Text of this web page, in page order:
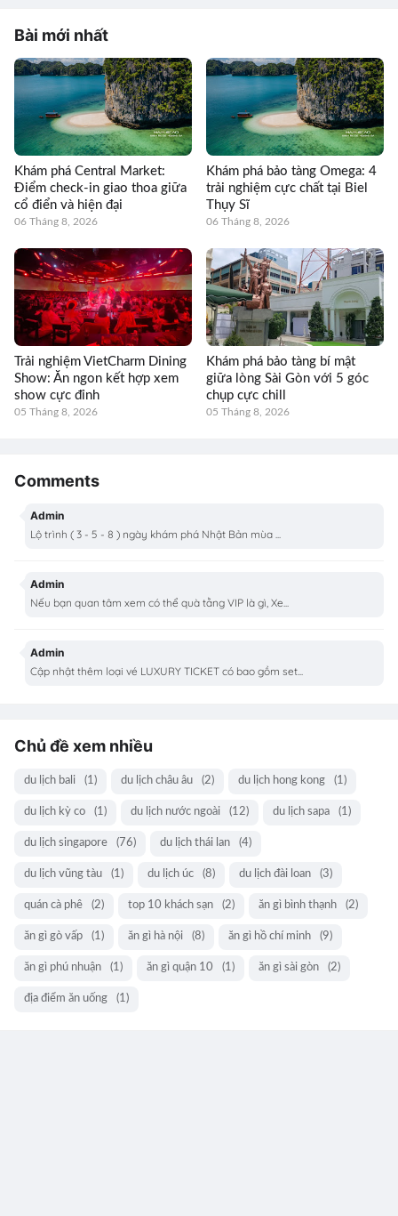
Bài mới nhất
Khám phá Central Market:
Điểm check-in giao thoa giữa
cổ điển và hiện đại
06 Tháng 8, 2026
Khám phá bảo tàng Omega: 4
trải nghiệm cực chất tại Biel
Thụy Sĩ
06 Tháng 8, 2026
Trải nghiệm VietCharm Dining
Show: Ăn ngon kết hợp xem
show cực đỉnh
05 Tháng 8, 2026
Khám phá bảo tàng bí mật
giữa lòng Sài Gòn với 5 góc
chụp cực chill
05 Tháng 8, 2026
Comments
Admin
Lộ trình ( 3 - 5 - 8 ) ngày khám phá Nhật Bản mùa ...
Admin
Nếu bạn quan tâm xem có thể quà tằng VIP là gì, Xe...
Admin
Cập nhật thêm loại vé LUXURY TICKET có bao gồm set...
Chủ đề xem nhiều
du lịch bali (1) du lịch châu âu (2) du lịch hong kong (1)
du lịch kỳ co (1) du lịch nước ngoài (12) du lịch sapa (1)
du lịch singapore (76) du lịch thái lan (4)
du lịch vũng tàu (1) du lịch úc (8) du lịch đài loan (3)
quán cà phê (2) top 10 khách sạn (2) ăn gì bình thạnh (2)
ăn gì gò vấp (1) ăn gì hà nội (8) ăn gì hồ chí minh (9)
ăn gì phú nhuận (1) ăn gì quận 10 (1) ăn gì sài gòn (2)
địa điểm ăn uống (1)